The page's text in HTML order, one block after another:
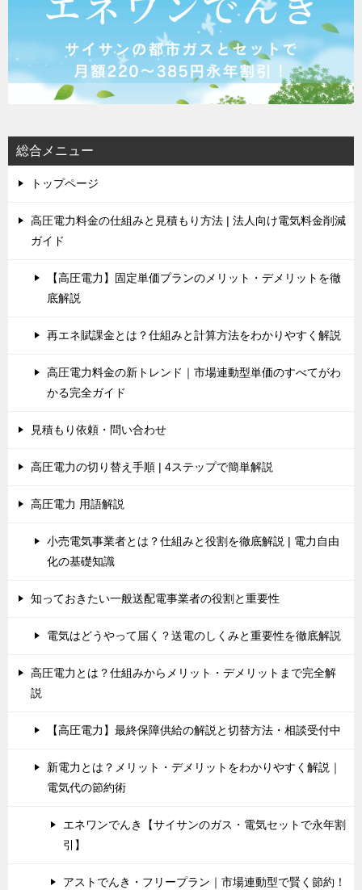
総合メニュー
トップページ
高圧電力料金の仕組みと見積もり方法 | 法人向け電気料金削減
ガイド
【高圧電力】固定単価プランのメリット・デメリットを徹
底解説
再エネ賦課金とは？仕組みと計算方法をわかりやすく解説
高圧電力料金の新トレンド｜市場連動型単価のすべてがわ
かる完全ガイド
見積もり依頼・問い合わせ
高圧電力の切り替え手順 | 4ステップで簡単解説
高圧電力 用語解説
小売電気事業者とは？仕組みと役割を徹底解説 | 電力自由
化の基礎知識
知っておきたい一般送配電事業者の役割と重要性
電気はどうやって届く？送電のしくみと重要性を徹底解説
高圧電力とは？仕組みからメリット・デメリットまで完全解
説
【高圧電力】最終保障供給の解説と切替方法・相談受付中
新電力とは？メリット・デメリットをわかりやすく解説｜
電気代の節約術
エネワンでんき【サイサンのガス・電気セットで永年割
引】
アストでんき・フリープラン｜市場連動型で賢く節約！